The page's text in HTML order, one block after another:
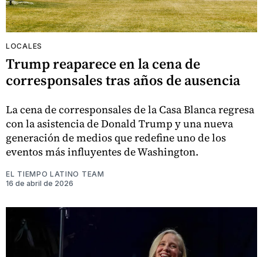
LOCALES
Trump reaparece en la cena de
corresponsales tras años de ausencia
La cena de corresponsales de la Casa Blanca regresa
con la asistencia de Donald Trump y una nueva
generación de medios que redefine uno de los
eventos más influyentes de Washington.
EL TIEMPO LATINO TEAM
16 de abril de 2026